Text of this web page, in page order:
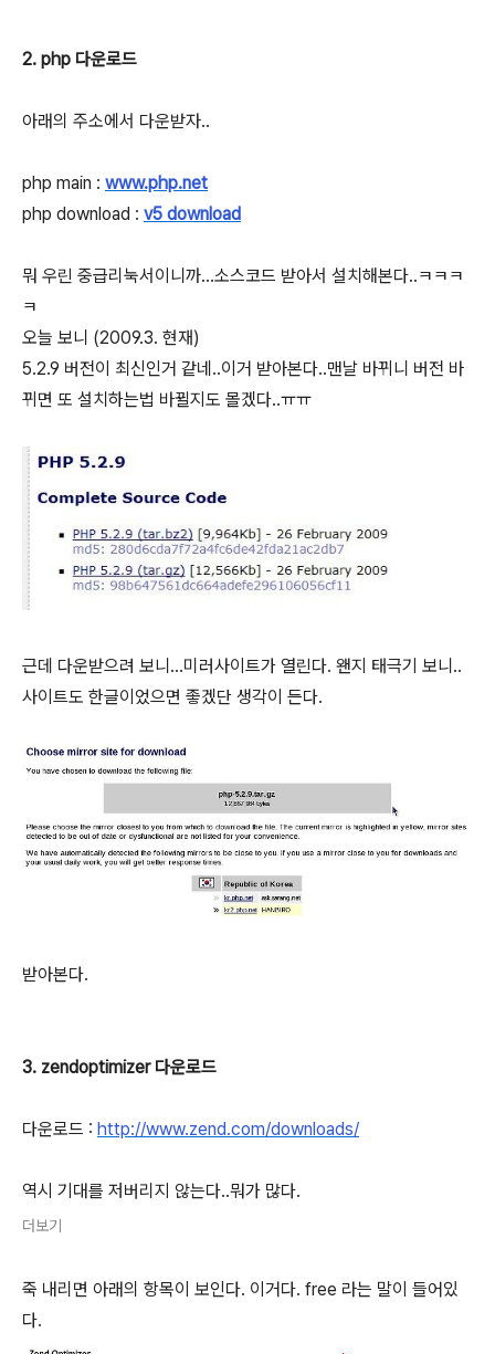
2. php 다운로드
아래의 주소에서 다운받자..
php main : www.php.net
php download : v5 download
뭐 우린 중급리눅서이니까...소스코드 받아서 설치해본다..ㅋㅋㅋ
ㅋ
오늘 보니 (2009.3. 현재)
5.2.9 버전이 최신인거 같네..이거 받아본다..맨날 바뀌니 버전 바
뀌면 또 설치하는법 바뀔지도 몰겠다..ㅠㅠ
근데 다운받으려 보니...미러사이트가 열린다. 왠지 태극기 보니..
사이트도 한글이었으면 좋겠단 생각이 든다.
받아본다.
3. zendoptimizer 다운로드
다운로드 : http://www.zend.com/downloads/
역시 기대를 저버리지 않는다..뭐가 많다.
더보기
죽 내리면 아래의 항목이 보인다. 이거다. free 라는 말이 들어있
다.